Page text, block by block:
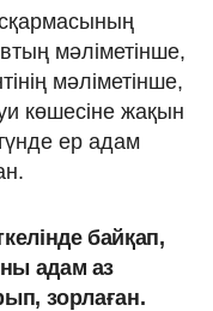
мәліметінше,
мәліметінше,
көшесіне жақын
ер адам
байқап,
адам аз
зорлаған.